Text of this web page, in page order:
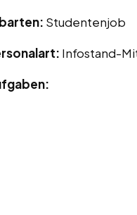
Studentenjob
Infostand-